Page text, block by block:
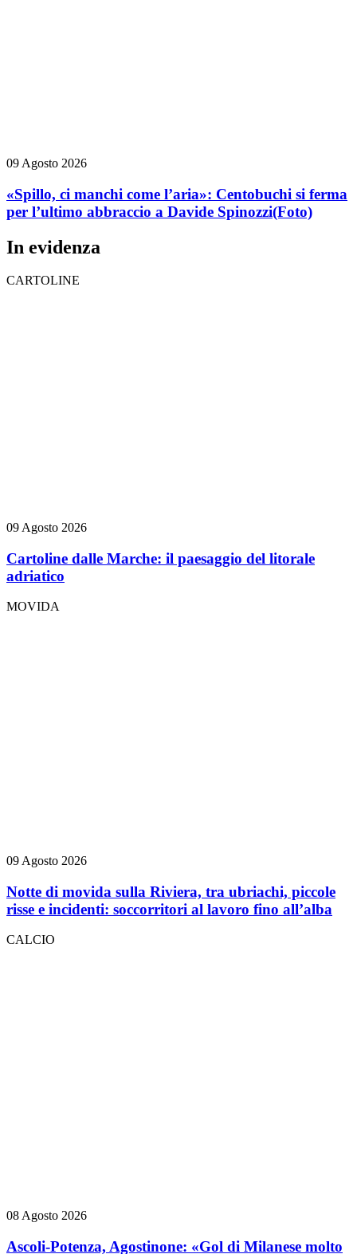
09 Agosto 2026
«Spillo, ci manchi come l’aria»: Centobuchi si ferma
per l’ultimo abbraccio a Davide Spinozzi(Foto)
In evidenza
CARTOLINE
09 Agosto 2026
Cartoline dalle Marche: il paesaggio del litorale
adriatico
MOVIDA
09 Agosto 2026
Notte di movida sulla Riviera, tra ubriachi, piccole
risse e incidenti: soccorritori al lavoro fino all’alba
CALCIO
08 Agosto 2026
Ascoli-Potenza, Agostinone: «Gol di Milanese molto